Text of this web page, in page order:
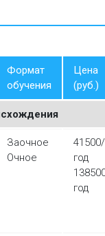
Формат
обучения
Цена
(руб.)
Заочное
Очное
41500/
год
год